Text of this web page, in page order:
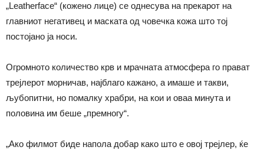
„Leatherface“ (кожено лице) се однесува на прекарот на
главниот негативец и маската од човечка кожа што тој
постојано ја носи.
Огромното количество крв и мрачната атмосфера го прават
трејлерот морничав, најблаго кажано, а имаше и такви,
љубопитни, но помалку храбри, на кои и оваа минута и
половина им беше „премногу“.
„Ако филмот биде напола добар како што е овој трејлер, ќе